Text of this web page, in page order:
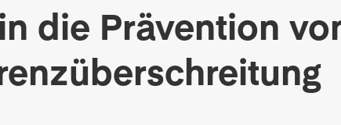
die Prävention